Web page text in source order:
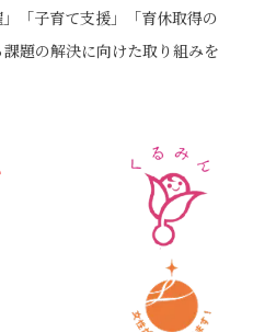
「子育て支援」「育休取得の
題の解決に向けた取り組みを